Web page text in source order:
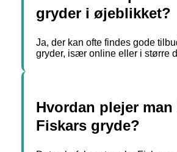
gryder i øjeblikket?
Ja, der kan ofte findes gode
gryder, især online eller i større
Hvordan plejer man
Fiskars gryde?